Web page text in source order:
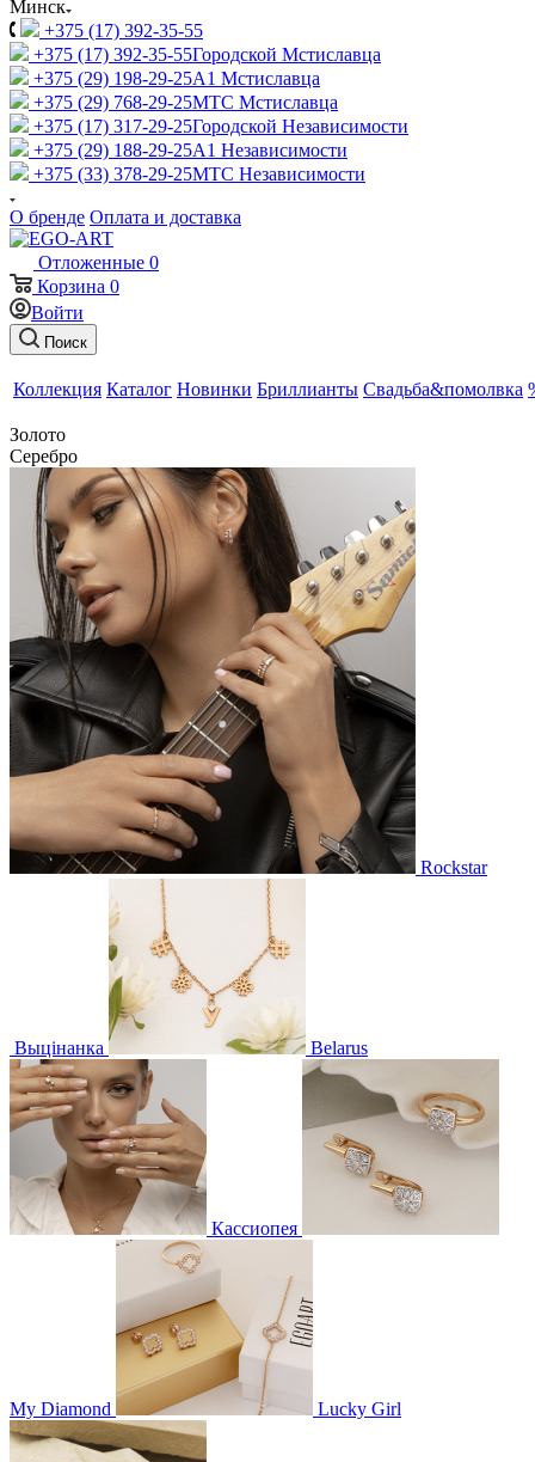
Минск
+375 (17) 392-35-55
+375 (17) 392-35-55Городской Мстиславца
+375 (29) 198-29-25A1 Мстиславца
+375 (29) 768-29-25МТС Мстиславца
+375 (17) 317-29-25Городской Независимости
+375 (29) 188-29-25A1 Независимости
+375 (33) 378-29-25МТС Независимости
О бренде Оплата и доставка
Отложенные 0
Корзина 0
Войти
Поиск
Коллекция Каталог Новинки Бриллианты Свадьба&помолвка
Золото
Серебро
Rockstar
Выцінанка Belarus
Кассиопея
My Diamond Lucky Girl